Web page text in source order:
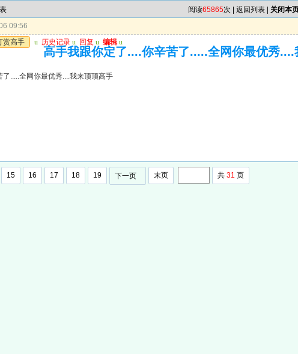
阅读65865次 | 返回列表 关闭本
09:56
赏高手 u 历史记录 u 回复 u 编辑 u
高手我跟你定了....你辛苦了.....全网你最优秀....
.....全网你最优秀....我来顶顶高手
15 16 17 18 19 下一页 末页 共 31 页